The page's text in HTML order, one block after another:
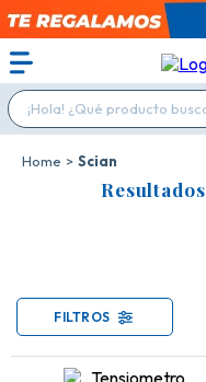
¡Hola! ¿Qué producto buscas?
Scian
FILTROS